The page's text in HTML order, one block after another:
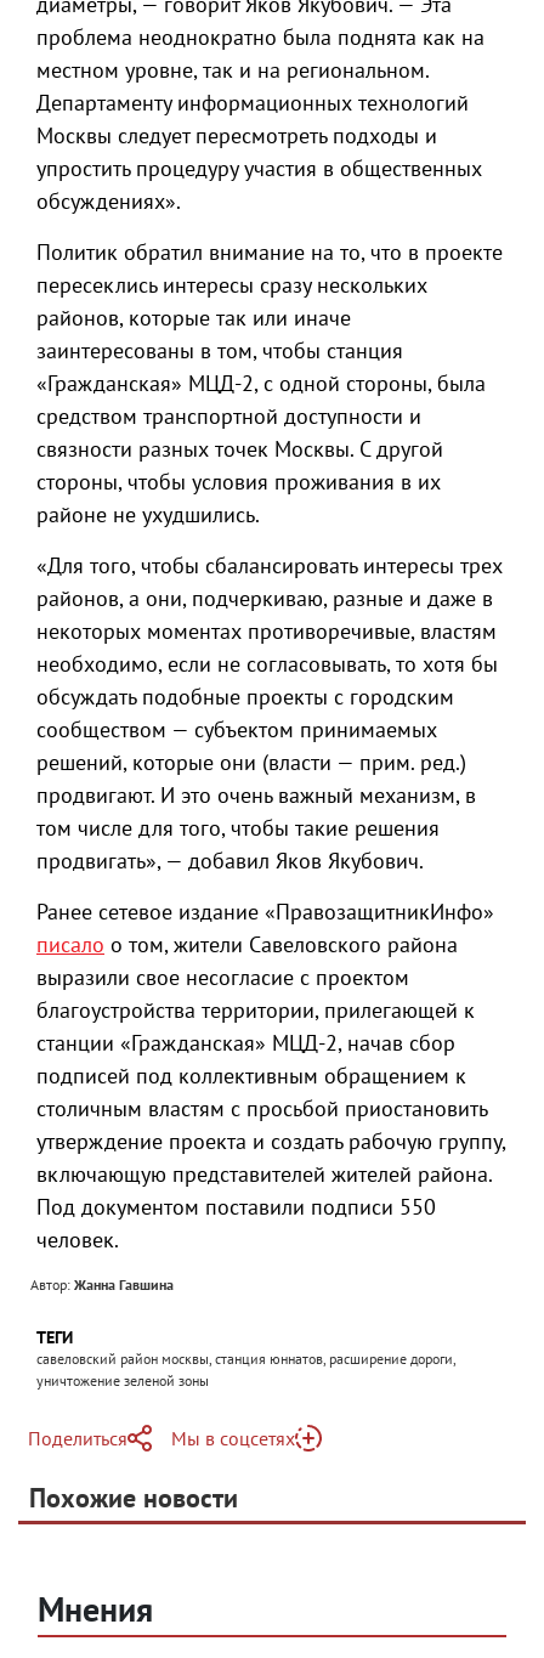
проблема неоднократно была поднята как на
местном уровне, так и на региональном.
Департаменту информационных технологий
Москвы следует пересмотреть подходы и
упростить процедуру участия в общественных
обсуждениях».
Политик обратил внимание на то, что в проекте
пересеклись интересы сразу нескольких
районов, которые так или иначе
заинтересованы в том, чтобы станция
«Гражданская» МЦД-2, с одной стороны, была
средством транспортной доступности и
связности разных точек Москвы. С другой
стороны, чтобы условия проживания в их
районе не ухудшились.
«Для того, чтобы сбалансировать интересы трех
районов, а они, подчеркиваю, разные и даже в
некоторых моментах противоречивые, властям
необходимо, если не согласовывать, то хотя бы
обсуждать подобные проекты с городским
сообществом — субъектом принимаемых
решений, которые они (власти — прим. ред.)
продвигают. И это очень важный механизм, в
том числе для того, чтобы такие решения
продвигать», — добавил Яков Якубович.
Ранее сетевое издание «ПравозащитникИнфо»
писало о том, жители Савеловского района
выразили свое несогласие с проектом
благоустройства территории, прилегающей к
станции «Гражданская» МЦД-2, начав сбор
подписей под коллективным обращением к
столичным властям с просьбой приостановить
утверждение проекта и создать рабочую группу,
включающую представителей жителей района.
Под документом поставили подписи 550
человек.
Автор: Жанна Гавшина
ТЕГИ
савеловский район москвы, станция юннатов, расширение дороги,
уничтожение зеленой зоны
Поделиться
Telegram
Одноклассники
Мы в соцсетях
Яндекс Дзен
Похожие новости
Мнения